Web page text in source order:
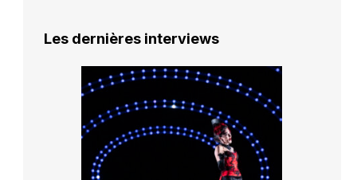
Les dernières interviews